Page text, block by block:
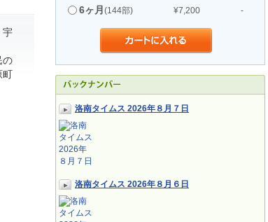
6ヶ月 (144部) ¥7,200 -
洛南タイムス 2026年８月７日
洛南タイムス 2026年８月６日
宇
の
町